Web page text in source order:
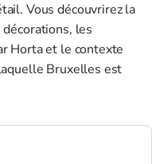
Vous découvrirez la
les
Horta et le contexte
Bruxelles est